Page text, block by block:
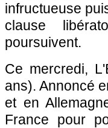
infructueuse
clause
poursuivent.
Ce mercredi,
ans). Annoncé
et en
France pour